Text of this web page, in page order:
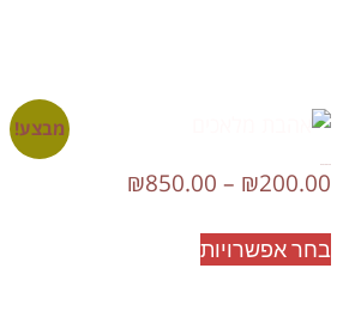
מבצע!
₪200.00
–
₪850.00
בחר אפשרויות